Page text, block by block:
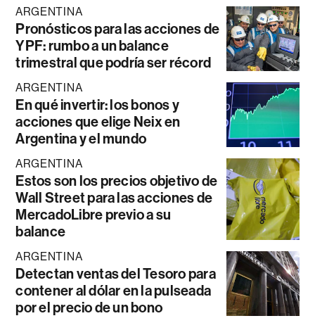
ARGENTINA
Pronósticos para las acciones de
YPF: rumbo a un balance
trimestral que podría ser récord
ARGENTINA
En qué invertir: los bonos y
acciones que elige Neix en
Argentina y el mundo
ARGENTINA
Estos son los precios objetivo de
Wall Street para las acciones de
MercadoLibre previo a su
balance
ARGENTINA
Detectan ventas del Tesoro para
contener al dólar en la pulseada
por el precio de un bono